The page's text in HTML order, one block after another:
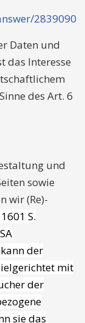
2839090
Daten und
das Interesse
des Art. 6
und
sowie
wir (Re)-
S.
der
mit
der
sie das